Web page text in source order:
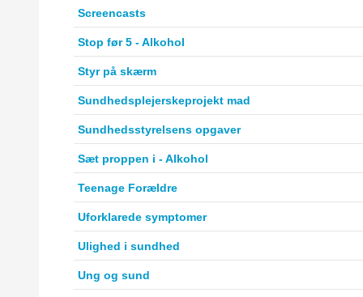
Screencasts
Stop før 5 - Alkohol
Styr på skærm
Sundhedsplejerskeprojekt mad
Sundhedsstyrelsens opgaver
Sæt proppen i - Alkohol
Teenage Forældre
Uforklarede symptomer
Ulighed i sundhed
Ung og sund